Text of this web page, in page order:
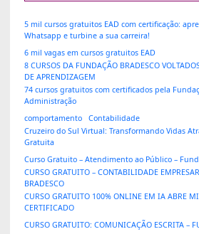
5 mil cursos gratuitos EAD com certificação:
Whatsapp e turbine a sua carreira!
6 mil vagas em cursos gratuitos EAD
8 CURSOS DA FUNDAÇÃO BRADESCO
DE APRENDIZAGEM
74 cursos gratuitos com certificados pela
Administração
comportamento
Contabilidade
Cruzeiro do Sul Virtual: Transformando Vidas
Gratuita
Curso Gratuito – Atendimento ao Público –
CURSO GRATUITO – CONTABILIDADE
BRADESCO
CURSO GRATUITO 100% ONLINE EM IA ABRE
CERTIFICADO
CURSO GRATUITO: COMUNICAÇÃO ESCRITA –